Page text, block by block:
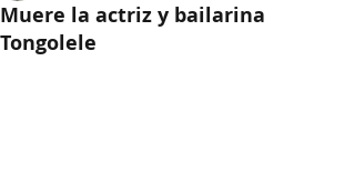
Muere la actriz y bailarina
Tongolele